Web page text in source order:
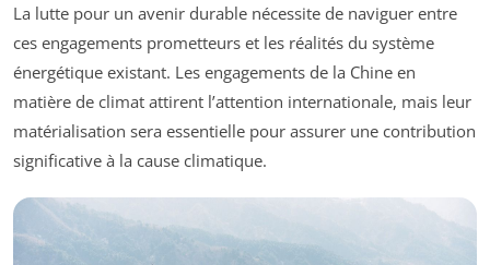
La lutte pour un avenir durable nécessite de naviguer entre
ces engagements prometteurs et les réalités du système
énergétique existant. Les engagements de la Chine en
matière de climat attirent l’attention internationale, mais leur
matérialisation sera essentielle pour assurer une contribution
significative à la cause climatique.